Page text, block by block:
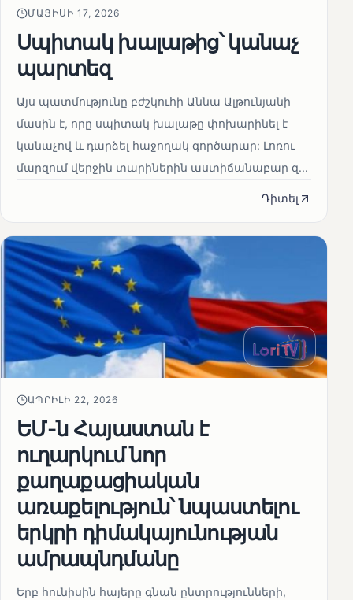
ՄԱՅԻՍԻ 17, 2026
Սպիտակ խալաթից՝ կանաչ
պարտեզ
Այս պատմությունը բժշկուհի Աննա Ալթունյանի
մասին է, որը սպիտակ խալաթը փոխարինել է
կանաչով և դարձել հաջողակ գործարար: Լոռու
մարզում վերջին տարիներին աստիճանաբար զ...
Դիտել
ԱՊՐԻԼԻ 22, 2026
ԵՄ-ն Հայաստան է
ուղարկում նոր
քաղաքացիական
առաքելություն՝ նպաստելու
երկրի դիմակայունության
ամրապնդմանը
Երբ հունիսին հայերը գնան ընտրությունների,